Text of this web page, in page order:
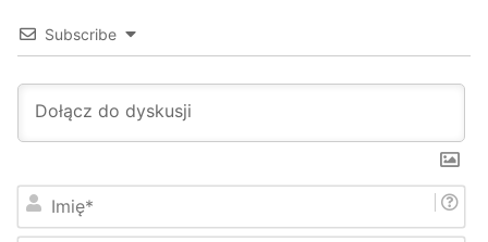
Wierni zgromadzeni przed Grobem Pańskim.
Subscribe
i